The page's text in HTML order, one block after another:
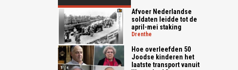
Afvoer Nederlandse
soldaten leidde tot de
april-mei staking
drenthe
Hoe overleefden 50
Joodse kinderen het
laatste transport vanuit